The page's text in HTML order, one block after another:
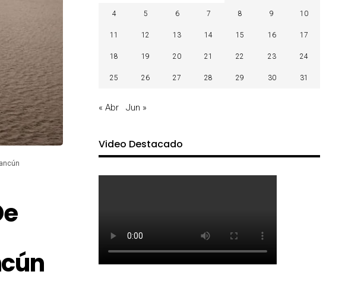
4 5 6 7 8 9 10
11 12 13 14 15 16 17
18 19 20 21 22 23 24
25 26 27 28 29 30 31
« Abr Jun »
Video Destacado